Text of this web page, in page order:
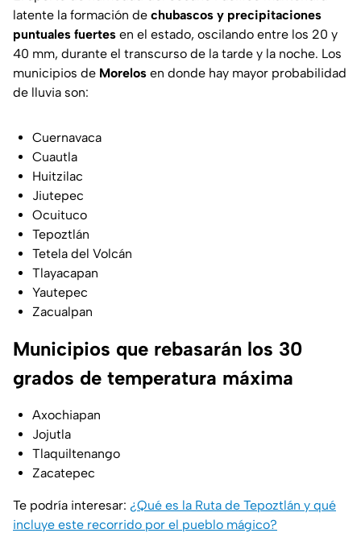
latente la formación de chubascos y precipitaciones
puntuales fuertes en el estado, oscilando entre los 20 y
40 mm, durante el transcurso de la tarde y la noche. Los
municipios de Morelos en donde hay mayor probabilidad
de lluvia son:
Cuernavaca
Cuautla
Huitzilac
Jiutepec
Ocuituco
Tepoztlán
Tetela del Volcán
Tlayacapan
Yautepec
Zacualpan
Municipios que rebasarán los 30
grados de temperatura máxima
Axochiapan
Jojutla
Tlaquiltenango
Zacatepec
Te podría interesar: ¿Qué es la Ruta de Tepoztlán y qué
incluye este recorrido por el pueblo mágico?